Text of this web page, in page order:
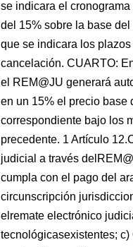
se indicara el
del 15% sobre la base
que se indicara los
cancelación. CUARTO:
el REM@JU generará
en un 15% el precio base
correspondiente bajo los
precedente. 1 Artículo
judicial a través
cumpla con el pago del
circunscripción
elremate electrónico
tecnológicasexistentes;